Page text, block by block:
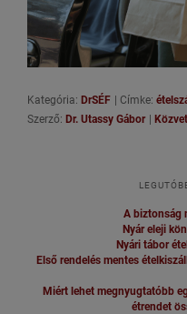
Kategória: DrSÉF Címke:
Szerző: Dr. Utassy Gábor
A biztonság
Nyár eleji
Nyári tábor
Első rendelés mentes
Miért lehet megnyugtatóbb
étrendet